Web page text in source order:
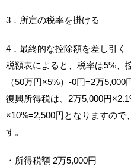
3．所定の税率を掛ける
4．最終的な控除額を差し引く
税額表によると、税率は5%、
（50万円×5%）-0円=2万5,000
復興所得税は、2万5,000円
×10%=2,500円となりますので
す。
・所得税額 2万5,000円